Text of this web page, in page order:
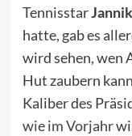
Tennisstar
hatte, gab es
wird sehen, wen
Hut zaubern
Kaliber des
wie im Vorjahr